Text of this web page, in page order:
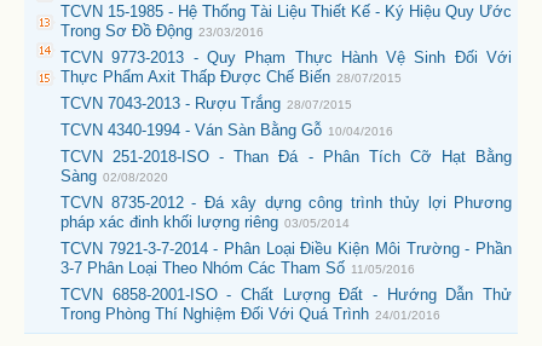
TCVN 15-1985 - Hệ Thống Tài Liệu Thiết Kế - Ký Hiệu Quy Ước
Trong Sơ Đồ Động 23/03/2016
TCVN 9773-2013 - Quy Phạm Thực Hành Vệ Sinh Đối Với
Thực Phẩm Axit Thấp Được Chế Biến 28/07/2015
TCVN 7043-2013 - Rượu Trắng 28/07/2015
TCVN 4340-1994 - Ván Sàn Bằng Gỗ 10/04/2016
TCVN 251-2018-ISO - Than Đá - Phân Tích Cỡ Hạt Bằng
Sàng 02/08/2020
TCVN 8735-2012 - Đá xây dựng công trình thủy lợi Phương
pháp xác đinh khối lượng riêng 03/05/2014
TCVN 7921-3-7-2014 - Phân Loại Điều Kiện Môi Trường - Phần
3-7 Phân Loại Theo Nhóm Các Tham Số 11/05/2016
TCVN 6858-2001-ISO - Chất Lượng Đất - Hướng Dẫn Thử
Trong Phòng Thí Nghiệm Đối Với Quá Trình 24/01/2016